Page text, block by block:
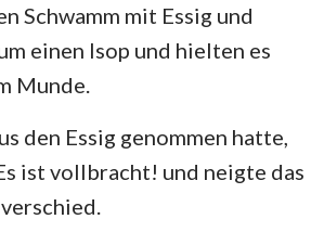
Schwamm mit Essig und
einen Isop und hielten es
Munde.
den Essig genommen hatte,
ist vollbracht! und neigte das